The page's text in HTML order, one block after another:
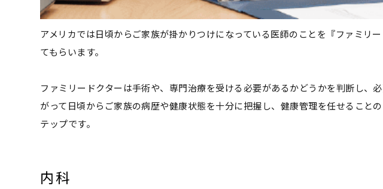
アメリカでは日頃からご家族が掛かりつけになっている医師のことを『ファミリ
てもらいます。
ファミリードクターは手術や、専門治療を受ける必要があるかどうかを判断し
がって日頃からご家族の病歴や健康状態を十分に把握し、健康管理を任せること
テップです。
内科